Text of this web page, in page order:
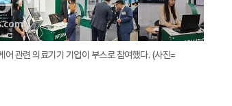
관련 의료기기 기업이 부스로 참여했다. (사진=